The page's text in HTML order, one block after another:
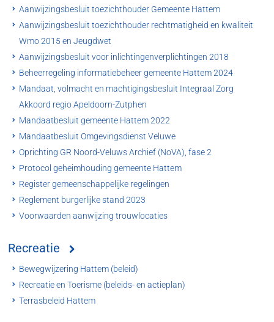
Aanwijzingsbesluit toezichthouder Gemeente Hattem
Aanwijzingsbesluit toezichthouder rechtmatigheid en kwaliteit
Wmo 2015 en Jeugdwet
Aanwijzingsbesluit voor inlichtingenverplichtingen 2018
Beheerregeling informatiebeheer gemeente Hattem 2024
Mandaat, volmacht en machtigingsbesluit Integraal Zorg
Akkoord regio Apeldoorn-Zutphen
Mandaatbesluit gemeente Hattem 2022
Mandaatbesluit Omgevingsdienst Veluwe
Oprichting GR Noord-Veluws Archief (NoVA), fase 2
Protocol geheimhouding gemeente Hattem
Register gemeenschappelijke regelingen
Reglement burgerlijke stand 2023
Voorwaarden aanwijzing trouwlocaties
Recreatie
Bewegwijzering Hattem (beleid)
Recreatie en Toerisme (beleids- en actieplan)
Terrasbeleid Hattem